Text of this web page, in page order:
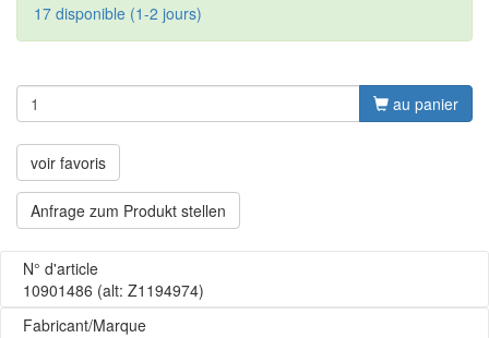
17 disponible (1-2 jours)
au panier
voir favoris
Anfrage zum Produkt stellen
N° d'article
10901486 (alt: Z1194974)
Fabricant/Marque